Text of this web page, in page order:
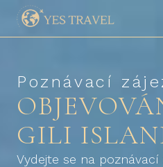
Poznávací
GILI
Vydejte se na poznávací